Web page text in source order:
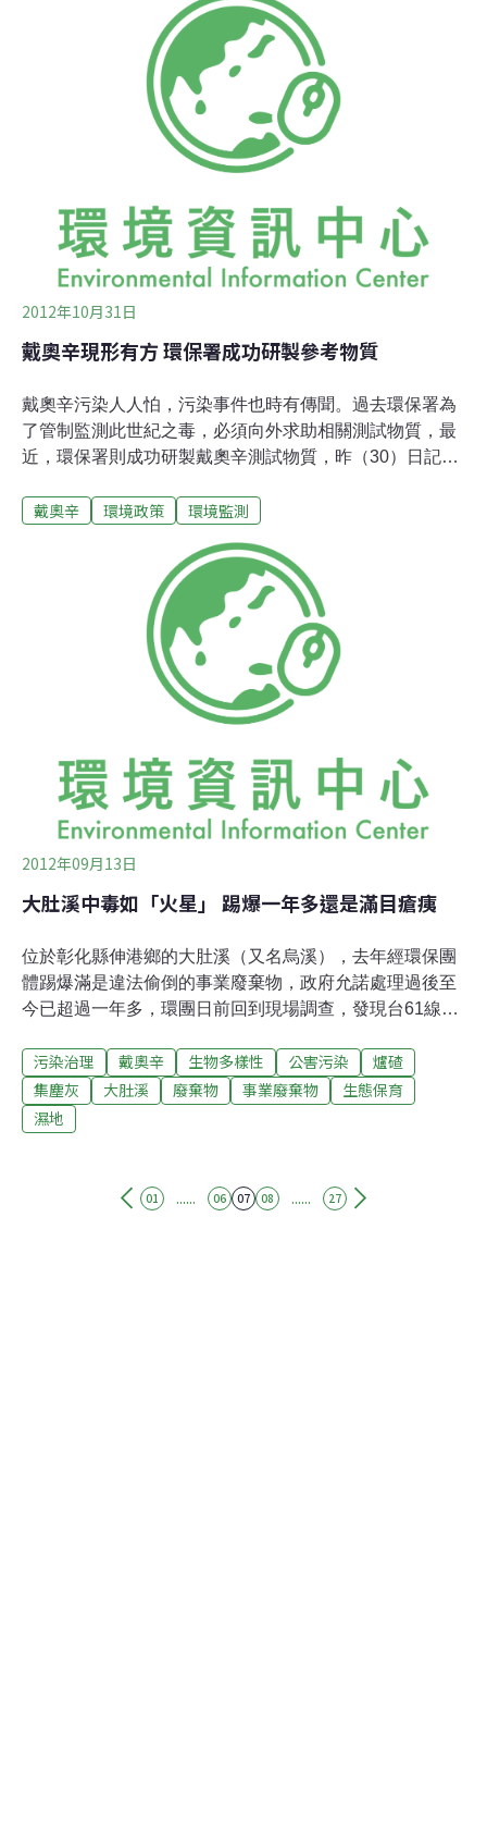
戴奧辛毒害紀錄片時，始終保持這樣的態度，不但是對自
己作品的要求，更是為了完整真實的呈現這起台灣史上重
大的環保事件，沒想到這一拍，竟然7個年頭過去了。居
民的病痛，毒害的土地，政府的錯誤，從原本的荒煙漫
草，到現在整治的綠意盎然，乃至於目擊全國第一艘底泥
整治船的啟用，全部都紀錄在他的鏡頭底下。除了督促政
府和中石化要拿出企業道德和整治願景之外，他對社區居
林滅村事件首部曲」紀錄片，拿下百萬大獎。為了紀錄中
石化毒害事件，7年光陰，更是踏遍每寸戴奧辛毒害的土
2012年10月31日
戴奧辛現形有方 環保署成功研製參考物質
戴奧辛污染人人怕，污染事件也時有傳聞。過去環保署為
了管制監測此世紀之毒，必須向外求助相關測試物質，最
近，環保署則成功研製戴奧辛測試物質，昨（30）日記者
1,640瓶成品，評估可節省至少700萬元外購費用。環保署
物質（參考物質），之前曾於土壤及飛灰中用溶劑萃取出
參考物質，共計1,140瓶液體戴奧辛測試物質，近期又針對
難度更高的固體戴奧辛測試物質，用飛灰及底泥樣品為原
料，封裝成500瓶粉末狀產品，若依每年使用200瓶的速度
計算，估計可使用8年。環保署表示，戴奧辛的毒性極
強，只要十億分之一的濃度就對人類的健康產生嚴重威
脅，而且一旦進入人體就不易分解及代謝，也會提高罹癌
旦進入環境中，不會因為水的沖刷作用而流失。土壤中戴
奧辛會因「蒸散作用」進入植物體內，
戴奧辛 環境政策 環境監測
2012年09月13日
大肚溪中毒如「火星」 踢爆一年多還是滿目瘡痍
位於彰化縣伸港鄉的大肚溪（又名烏溪），去年經環保團
體踢爆滿是違法偷倒的事業廢棄物，政府允諾處理過後至
今已超過一年多，環團日前回到現場調查，發現台61線附
表！」2011年2月25日，彰化環盟舉報在河床上發現大量
事業廢棄物，其中多屬建築廢棄物、煉鋼業廢爐渣，以及
大量集塵有害廢棄物（集塵灰），約有892公噸。因所屬
位置會受漲退潮影響，污染物極有可能因此造成更大面積
彰化環盟至現場勘查，並進行了三次取樣、污染調查。採
污染治理 戴奧辛 生物多樣性 公害污染
爐碴
集塵灰
大肚溪 廢棄物 事業廢棄物
生態保育
濕地
01 ...... 06 07 08 ...... 27